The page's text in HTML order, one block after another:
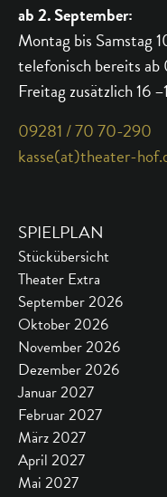
ab 2. September:
Montag bis Samstag
telefonisch bereits
Freitag zusätzlich 16
09281 / 70 70-290
kasse(at)theater-
SPIELPLAN
Stückübersicht
Theater Extra
September 2026
Oktober 2026
November 2026
Dezember 2026
Januar 2027
Februar 2027
März 2027
April 2027
Mai 2027